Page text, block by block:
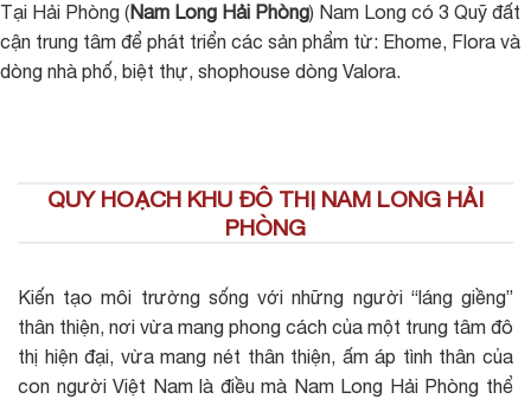
Tại Hải Phòng (Nam Long Hải Phòng) Nam Long có 3 Quỹ đất
cận trung tâm để phát triển các sản phẩm từ: Ehome, Flora và
dòng nhà phố, biệt thự, shophouse dòng Valora.
QUY HOẠCH KHU ĐÔ THỊ NAM LONG HẢI
PHÒNG
Kiến tạo môi trường sống với những người “láng giềng”
thân thiện, nơi vừa mang phong cách của một trung tâm đô
thị hiện đại, vừa mang nét thân thiện, ấm áp tình thân của
con người Việt Nam là điều mà Nam Long Hải Phòng thể